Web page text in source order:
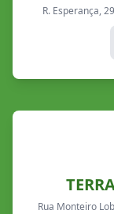
R. Esperança,
Rua Monteiro